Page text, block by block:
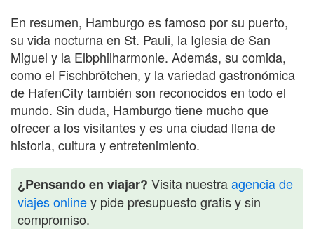
En resumen, Hamburgo es famoso por su puerto,
su vida nocturna en St. Pauli, la Iglesia de San
Miguel y la Elbphilharmonie. Además, su comida,
como el Fischbrötchen, y la variedad gastronómica
de HafenCity también son reconocidos en todo el
mundo. Sin duda, Hamburgo tiene mucho que
ofrecer a los visitantes y es una ciudad llena de
historia, cultura y entretenimiento.
¿Pensando en viajar? Visita nuestraagencia de
viajes onliney pide presupuesto gratis y sin
compromiso.